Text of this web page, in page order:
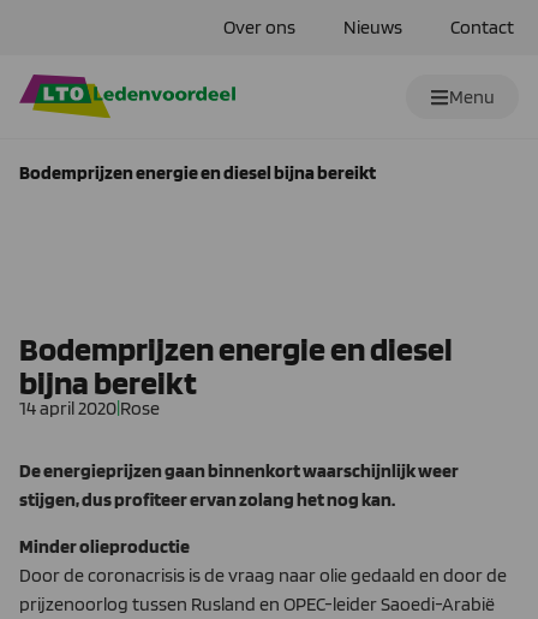
Over ons Nieuws Contact
Menu
Bodemprijzen energie en diesel bijna bereikt
Bodemprijzen energie en diesel
bijna bereikt
14 april 2020 Rose
De energieprijzen gaan binnenkort waarschijnlijk weer
stijgen, dus profiteer ervan zolang het nog kan.
Minder olieproductie
Door de coronacrisis is de vraag naar olie gedaald en door de
prijzenoorlog tussen Rusland en OPEC-leider Saoedi-Arabië